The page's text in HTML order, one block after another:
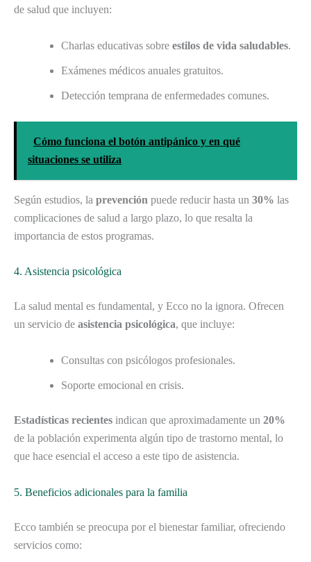
de salud que incluyen:
Charlas educativas sobre estilos de vida saludables.
Exámenes médicos anuales gratuitos.
Detección temprana de enfermedades comunes.
Cómo funciona el botón antipánico y en qué
situaciones se utiliza
Según estudios, la prevención puede reducir hasta un 30% las
complicaciones de salud a largo plazo, lo que resalta la
importancia de estos programas.
4. Asistencia psicológica
La salud mental es fundamental, y Ecco no la ignora. Ofrecen
un servicio de asistencia psicológica, que incluye:
Consultas con psicólogos profesionales.
Soporte emocional en crisis.
Estadísticas recientes indican que aproximadamente un 20%
de la población experimenta algún tipo de trastorno mental, lo
que hace esencial el acceso a este tipo de asistencia.
5. Beneficios adicionales para la familia
Ecco también se preocupa por el bienestar familiar, ofreciendo
servicios como: